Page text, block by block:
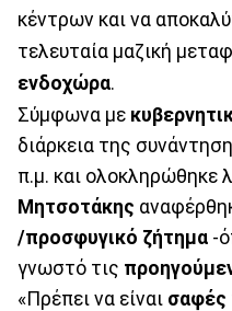
κέντρων και να
τελευταία μαζική
ενδοχώρα.
Σύμφωνα με
διάρκεια της
π.μ. και ολοκληρώθηκε
Μητσοτάκης
/προσφυγικό ζήτημα -
γνωστό τις
«Πρέπει να είναι σαφές